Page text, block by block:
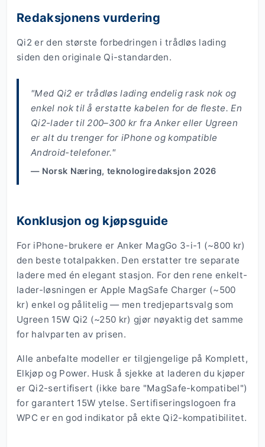
Redaksjonens vurdering
Qi2 er den største forbedringen i trådløs lading
siden den originale Qi-standarden.
"Med Qi2 er trådløs lading endelig rask nok og
enkel nok til å erstatte kabelen for de fleste. En
Qi2-lader til 200–300 kr fra Anker eller Ugreen
er alt du trenger for iPhone og kompatible
Android-telefoner."
— Norsk Næring, teknologiredaksjon 2026
Konklusjon og kjøpsguide
For iPhone-brukere er Anker MagGo 3-i-1 (~800 kr)
den beste totalpakken. Den erstatter tre separate
ladere med én elegant stasjon. For den rene enkelt-
lader-løsningen er Apple MagSafe Charger (~500
kr) enkel og pålitelig — men tredjepartsvalg som
Ugreen 15W Qi2 (~250 kr) gjør nøyaktig det samme
for halvparten av prisen.
Alle anbefalte modeller er tilgjengelige på Komplett,
Elkjøp og Power. Husk å sjekke at laderen du kjøper
er Qi2-sertifisert (ikke bare "MagSafe-kompatibel")
for garantert 15W ytelse. Sertifiseringslogoen fra
WPC er en god indikator på ekte Qi2-kompatibilitet.